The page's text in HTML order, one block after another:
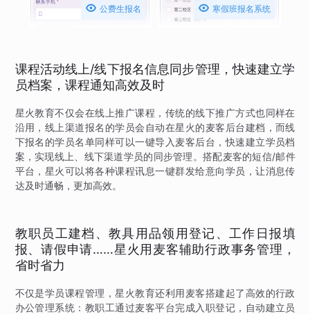
 公费生报名  寒假班报名系统
课程活动线上/线下报名信息同步管理，快速建立学
员档案，课程通知高效及时
星火教育不仅会在线上推广课程，传统的线下推广方式也同样在
沿用，线上渠道报名的学员会自动在星火的麦客后台建档，而线
下报名的学员名单同样可以一键导入麦客后台，快速建立学员档
案，实现线上、线下渠道学员的同步管理。搭配麦客的短信/邮件
平台，星火可以将各种课程讯息一键群发给意向学员，让消息传
达及时通畅，更加高效。
教职员工建档、教具用品领用登记、工作日报填
报、请假申请……星火用麦客辅助行政事务管理，
省时省力
不仅是学员课程管理，星火教育还利用麦客搭建起了高效的行政
办公管理系统：教职工通过麦客平台完成入职登记，自动建立员